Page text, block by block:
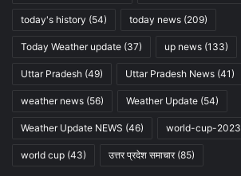
today's history (54) today news (209)
Today Weather update (37) up news (133)
Uttar Pradesh (49) Uttar Pradesh News (41)
weather news (56) Weather Update (54)
Weather Update NEWS (46) world-cup-2023
world cup (43) उत्तर प्रदेश समाचार(85)